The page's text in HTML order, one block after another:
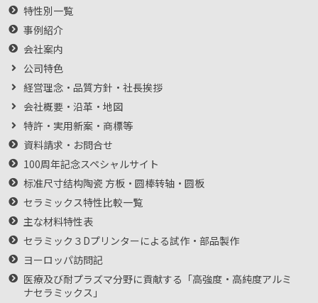
特性別一覧
事例紹介
会社案内
公司特色
経営理念・品質方針・社長挨拶
会社概要・沿革・地図
特許・実用新案・商標等
資料請求・お問合せ
100周年記念スペシャルサイト
标准尺寸结构陶瓷 方板・圆棒转轴・圆板
セラミックス特性比較一覧
主な材料特性表
セラミック３Dプリンターによる試作・部品製作
ヨーロッパ訪問記
医療及び耐プラズマ分野に貢献する「高強度・高純度アルミ
ナセラミックス」